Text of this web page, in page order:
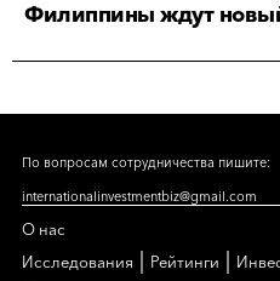
Филиппины ждут
По вопросам сотрудничества пишите:
internationalinvestmentbiz@gmail.com
О нас
Исследования
Рейтинги